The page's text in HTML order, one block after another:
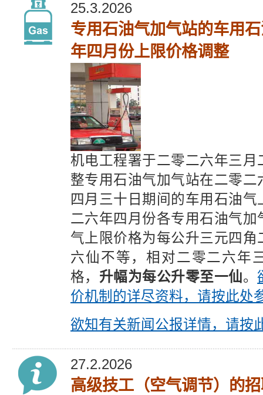
25.3.2026
专用石油气加气站的车用
年四月份上限价格调整
机电工程署于二零二六年三月
整专用石油气加气站在二零二
四月三十日期间的车用石油气
二六年四月份各专用石油气加
气上限价格为每公升三元四角
六仙不等，相对二零二六年
格， 升幅为每公升零至一仙。
价机制的详尽资料，请按此处
欲知有关新闻公报详情，请按
27.2.2026
高级技工（空气调节）的